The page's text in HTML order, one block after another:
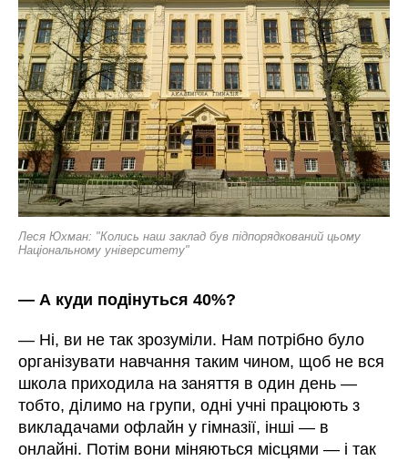
Леся Юхман: "Колись наш заклад був підпорядкований цьому
Національному університету"
—А куди подінуться 40%?
— Ні, ви не так зрозуміли. Нам потрібно було
організувати навчання таким чином, щоб не вся
школа приходила на заняття в один день —
тобто, ділимо на групи, одні учні працюють з
викладачами офлайн у гімназії, інші — в
онлайні. Потім вони міняються місцями — і так